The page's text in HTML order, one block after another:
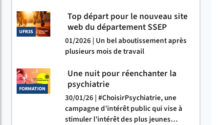
UFR3S
Top départ pour le nouveau site
web du département SSEP
01/2026 | Un bel aboutissement après
plusieurs mois de travail
FORMATION
Une nuit pour réenchanter la
psychiatrie
30/01/26 | #ChoisirPsychiatrie, une
campagne d’intérêt public qui vise à
stimuler l’intérêt des plus jeunes…